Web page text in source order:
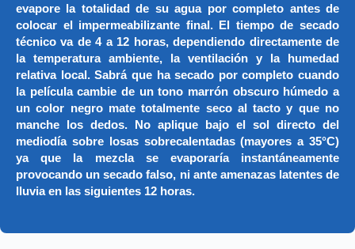
evapore la totalidad de su agua por completo antes de
colocar el impermeabilizante final. El tiempo de secado
técnico va de 4 a 12 horas, dependiendo directamente de
la temperatura ambiente, la ventilación y la humedad
relativa local. Sabrá que ha secado por completo cuando
la película cambie de un tono marrón obscuro húmedo a
un color negro mate totalmente seco al tacto y que no
manche los dedos. No aplique bajo el sol directo del
mediodía sobre losas sobrecalentadas (mayores a 35°C)
ya que la mezcla se evaporaría instantáneamente
provocando un secado falso, ni ante amenazas latentes de
lluvia en las siguientes 12 horas.